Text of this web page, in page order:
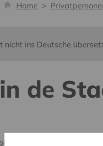
Home
nicht ins Deutsche
de
et respectueuse,